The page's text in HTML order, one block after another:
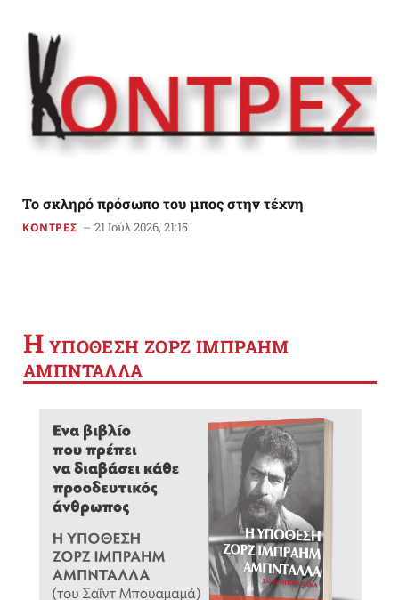
Το σκληρό πρόσωπο του μπος στην τέχνη
ΚΟΝΤΡΕΣ 21 Ιούλ 2026, 21:15
Η YΠΟΘΕΣΗ ΖΟΡΖ ΙΜΠΡΑΗΜ
ΑΜΠΝΤΑΛΛΑ